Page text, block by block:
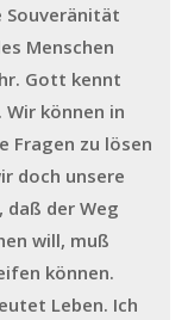
Souveränität
Menschen
Gott kennt
können in
Fragen zu lösen
doch unsere
daß der Weg
will, muß
können.
Leben. Ich